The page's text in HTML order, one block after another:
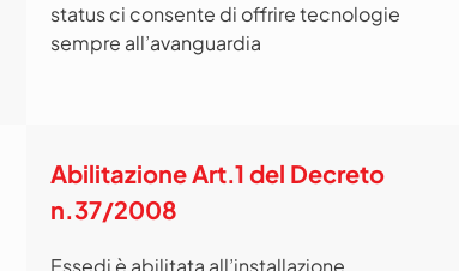
status ci consente di offrire tecnologie
sempre all’avanguardia
Abilitazione Art.1 del Decreto
n.37/2008